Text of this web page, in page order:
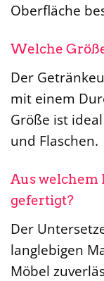
Oberfläche
Welche
Der
mit einem
Größe ist
und Flaschen.
Aus welchem
gefertigt?
Der
langlebigen
Möbel